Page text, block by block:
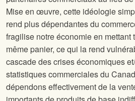
Mise en œuvre, cette idéologie
rend plus dépendantes du
fragilise notre économie en
même panier, ce qui la rend
cascade des crises économiques
statistiques commerciales du
dépendons effectivement de la